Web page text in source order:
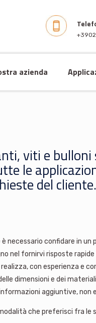
azienda
viti e bulloni
le
del cliente.
necessario confidare in
nel fornirvi risposte
realizza, con esperienza e
dimensioni e dei
aggiuntive,
che preferisci fra le